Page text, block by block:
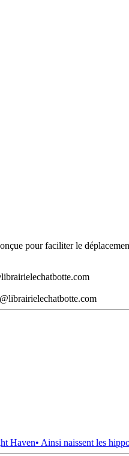
pour faciliter le
Haven• Ainsi naissent les